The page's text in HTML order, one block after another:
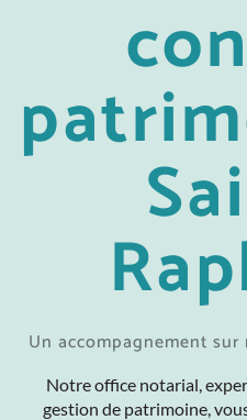
Un accompagnement
Notre office notarial,
gestion de patrimoine,